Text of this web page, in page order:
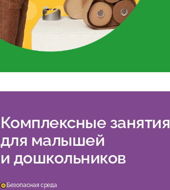
Комплексные занятия
для малышей
и дошкольников
Безопасная среда